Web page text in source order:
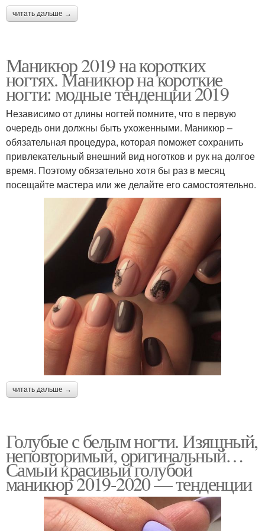
читать дальше →
Маникюр 2019 на коротких
ногтях. Маникюр на короткие
ногти: модные тенденции 2019
Независимо от длины ногтей помните, что в первую
очередь они должны быть ухоженными. Маникюр –
обязательная процедура, которая поможет сохранить
привлекательный внешний вид ноготков и рук на долгое
время. Поэтому обязательно хотя бы раз в месяц
посещайте мастера или же делайте его самостоятельно.
читать дальше →
Голубые с белым ногти. Изящный,
неповторимый, оригинальный…
Самый красивый голубой
маникюр 2019-2020 — тенденции